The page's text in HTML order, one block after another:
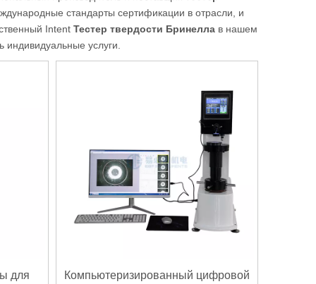
стандарты сертификации в отрасли, и
Intent Тестер твердости Бринелла в нашем
услуги.
для
Компьютеризированный цифровой